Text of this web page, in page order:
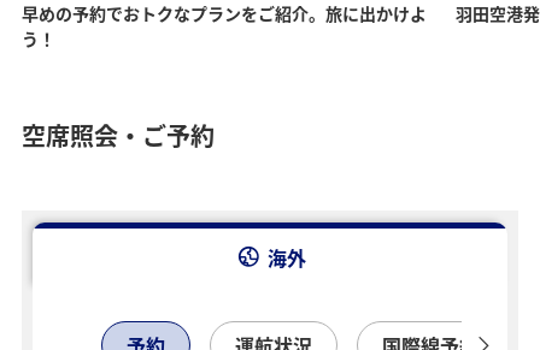
早めの予約でおトクなプランをご紹介。旅に出かけよ
う！
羽田空港
空席照会・ご予約
海外